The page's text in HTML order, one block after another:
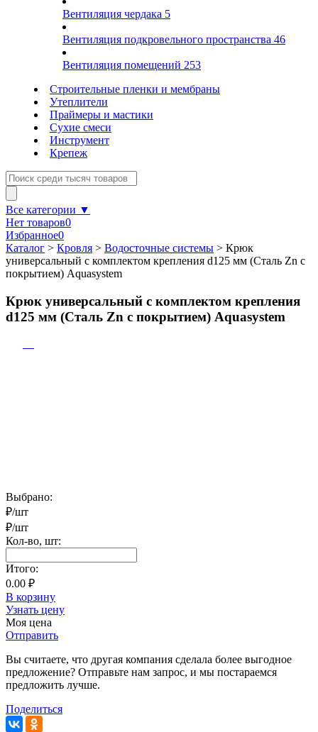
Вентиляция чердака 5
Вентиляция подкровельного пространства 46
Вентиляция помещений 253
Строительные пленки и мембраны
Утеплители
Праймеры и мастики
Сухие смеси
Инструмент
Крепеж
Все категории ▼
Нет товаров0
Избранное0
Каталог > Кровля > Водосточные системы > Крюк
универсальный с комплектом крепления d125 мм (Сталь Zn с
покрытием) Aquasystem
Крюк универсальный с комплектом крепления
d125 мм (Сталь Zn с покрытием) Aquasystem
Выбрано:
₽/шт
₽/шт
Кол-во, шт:
Итого:
0.00 ₽
В корзину
Узнать цену
Моя цена
Отправить
Вы считаете, что другая компания сделала более выгодное
предложение? Отправьте нам запрос, и мы постараемся
предложить лучше.
Поделиться